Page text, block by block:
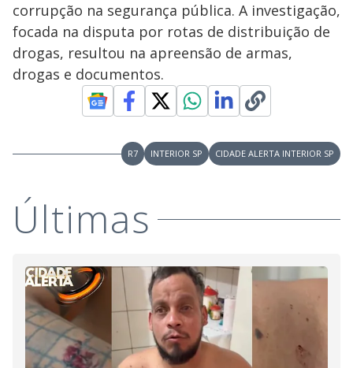
corrupção na segurança pública. A investigação,
focada na disputa por rotas de distribuição de
drogas, resultou na apreensão de armas,
drogas e documentos.
R7 INTERIOR SP CIDADE ALERTA INTERIOR SP
Últimas